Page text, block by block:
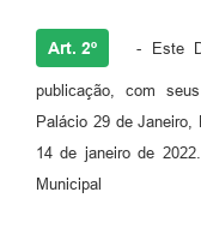
Art. 2º - Este
publicação, com
Palácio 29 de Janeiro,
14 de janeiro de
Municipal